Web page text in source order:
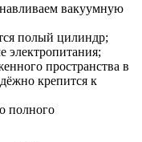
вакуумную
полый цилиндр;
электропитания;
пространства в
крепится к
полного